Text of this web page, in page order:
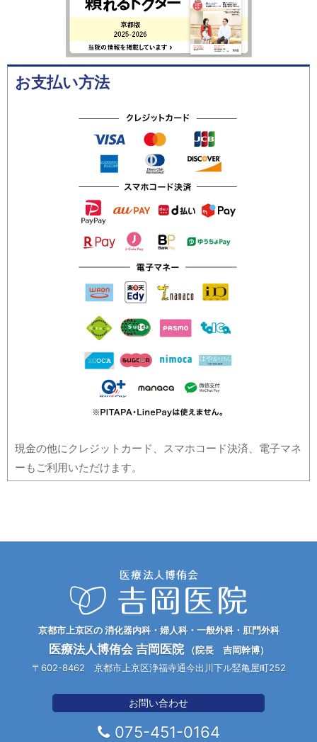
お支払い方法
現金の他にクレジットカード、スマホコード決済、電子マネ
ーもご利用いただけます。
京都市上京区の 消化器内科・婦人科・一般外科・肛門外科
医療法人博侑会 吉岡医院（院長 吉岡幹博）
〒602-8462 京都市上京区浄福寺通今出川下ル竪亀屋町252
お問い合わせ
075-451-0164